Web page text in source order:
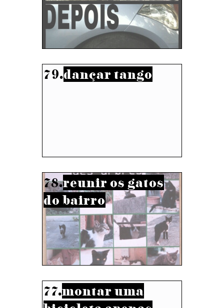
79.dançar tango
78.reunir os gatos
do bairro
77.montar uma